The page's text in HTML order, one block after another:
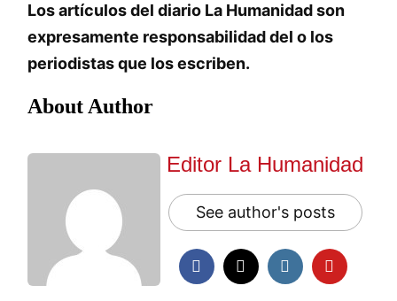
Los artículos del diario La Humanidad son
expresamente responsabilidad del o los
periodistas que los escriben.
About Author
Editor La Humanidad
See author's posts